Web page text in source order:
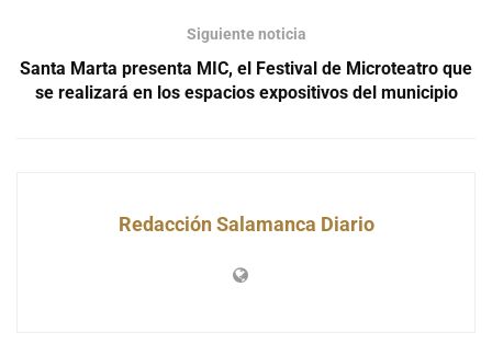
Siguiente noticia
Santa Marta presenta MIC, el Festival de Microteatro que
se realizará en los espacios expositivos del municipio
Redacción Salamanca Diario